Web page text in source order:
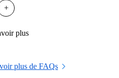
+
plus
plus de FAQs